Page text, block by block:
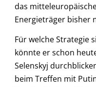
das
Energieträger bisher
Für welche Strategie
könnte er schon
Selenskyj
beim Treffen mit